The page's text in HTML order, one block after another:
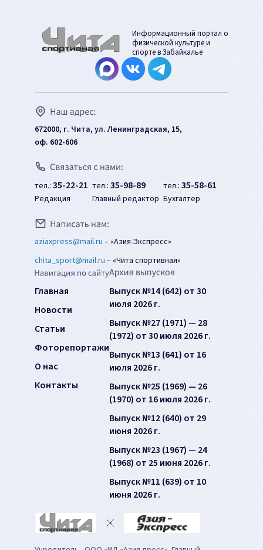
Информационный портал о
физической культуре и
спорте в Забайкалье
672000, г. Чита, ул. Ленинградская, 15,
оф. 602-606
тел.: 35-22-21
Редакция
тел.: 35-98-89
Главный редактор
тел.: 35-58-61
Бухгалтер
aziaxpress@mail.ru – «Азия-Экспресс»
chita_sport@mail.ru – «Чита спортивная»
Главная
Новости
Статьи
Фоторепортажи
О нас
Контакты
Выпуск №14 (642) от 30
июля 2026 г.
Выпуск №27 (1971) — 28
(1972) от 30 июля 2026 г.
Выпуск №13 (641) от 16
июля 2026 г.
Выпуск №25 (1969) — 26
(1970) от 16 июля 2026 г.
Выпуск №12 (640) от 29
июня 2026 г.
Выпуск №23 (1967) — 24
(1968) от 25 июня 2026 г.
Выпуск №11 (639) от 10
июня 2026 г.